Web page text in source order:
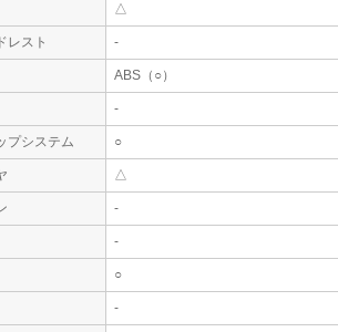
△
レスト -
ABS（○）
-
プシステム ○
△
-
-
○
-